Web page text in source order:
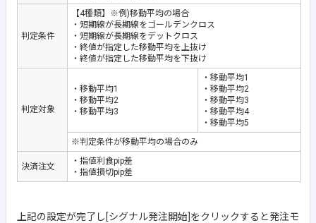
判定条件
【4種類】※例)移動平均の場合
・短期線が長期線をゴールデンクロス
・短期線が長期線をデットクロス
・終値が指定した移動平均を上抜け
・終値が指定した移動平均を下抜け
判定対象
・移動平均1
・移動平均2
・移動平均3
・移動平均1
・移動平均2
・移動平均3
・移動平均4
・移動平均5
※判定条件が移動平均の場合のみ
決済注文
・指値利食pip差
・指値損切pip差
上記の設定が完了し[シグナル発注開始]をクリックすると発注モ